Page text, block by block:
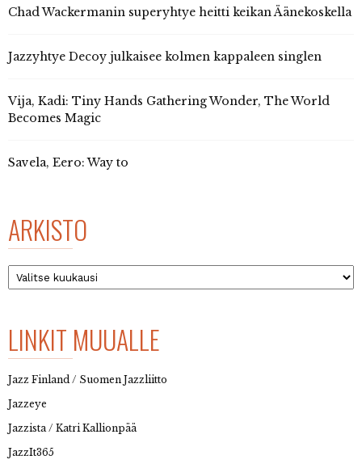
Chad Wackermanin superyhtye heitti keikan Äänekoskella
Jazzyhtye Decoy julkaisee kolmen kappaleen singlen
Vija, Kadi: Tiny Hands Gathering Wonder, The World
Becomes Magic
Savela, Eero: Way to
ARKISTO
Arkisto
LINKIT MUUALLE
Jazz Finland / Suomen Jazzliitto
Jazzeye
Jazzista / Katri Kallionpää
JazzIt365